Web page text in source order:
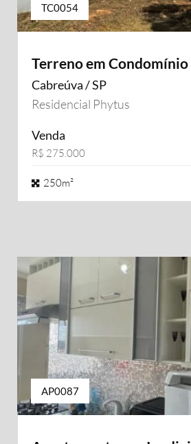
TC0054
Terreno em Condomínio
Cabreúva / SP
Residencial Phytus
Venda
R$ 275.000
250m²
AP0087